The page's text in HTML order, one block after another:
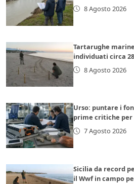
8 Agosto 2026
Tartarughe
individuati circa
8 Agosto 2026
Urso: puntare i
prime critiche per
7 Agosto 2026
Sicilia da record
il Wwf in campo